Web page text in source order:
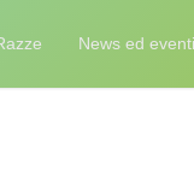
News ed eventi